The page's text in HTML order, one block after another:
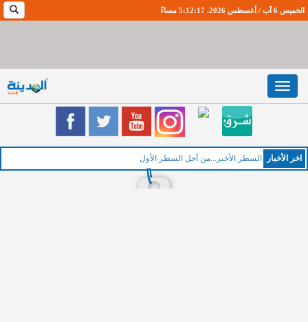
الخميس 6 آب / أغسطس 2026. 5:12:18 مساءً
Toggle
navigation
اخر اﻷخبار